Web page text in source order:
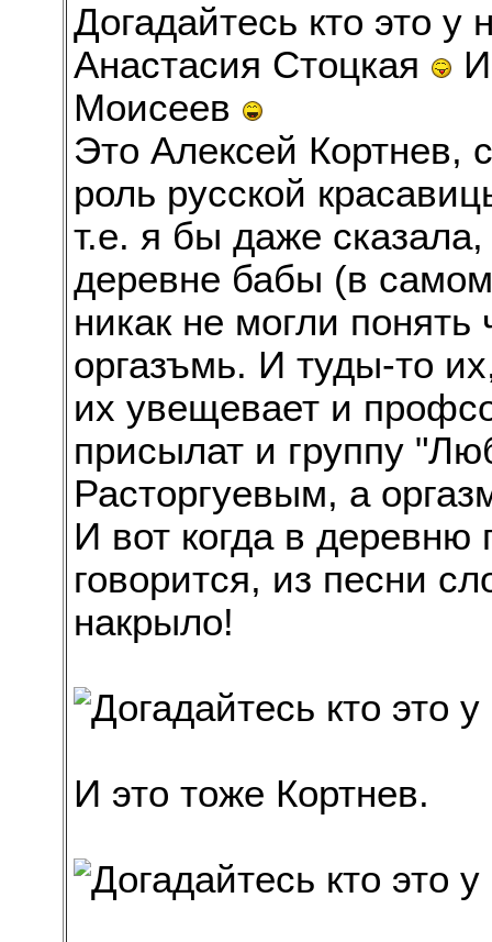
Догадайтесь кто это у
Анастасия Стоцкая
Моисеев
Это Алексей Кортнев,
роль русской
т.е. я бы даже
деревне бабы (в
никак не могли понять
оргазъмь. И туды-то
их увещевает и
присылат и группу
Расторгуевым, а
И вот когда в деревню
говорится, из песни
накрыло!
И это тоже Кортнев.